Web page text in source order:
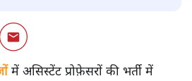
में असिस्टेंट प्रोफ़ेसरों की भर्ती में